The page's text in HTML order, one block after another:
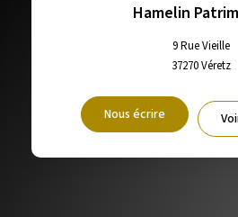
Hamelin
9 Rue Vieille
37270Véretz
Nous écrire